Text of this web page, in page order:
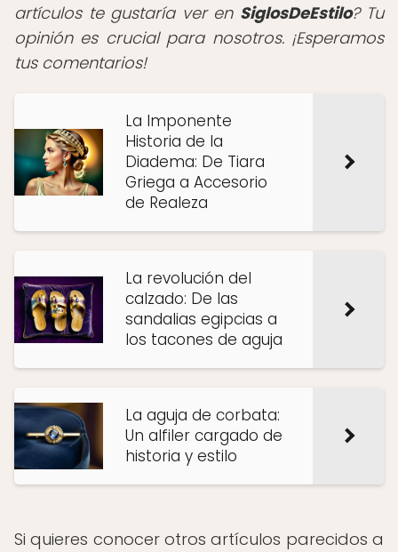
artículos te gustaría ver en SiglosDeEstilo? Tu
opinión es crucial para nosotros. ¡Esperamos
tus comentarios!
La Imponente
Historia de la
Diadema: De Tiara
Griega a Accesorio
de Realeza
La revolución del
calzado: De las
sandalias egipcias a
los tacones de aguja
La aguja de corbata:
Un alfiler cargado de
historia y estilo
Si quieres conocer otros artículos parecidos a